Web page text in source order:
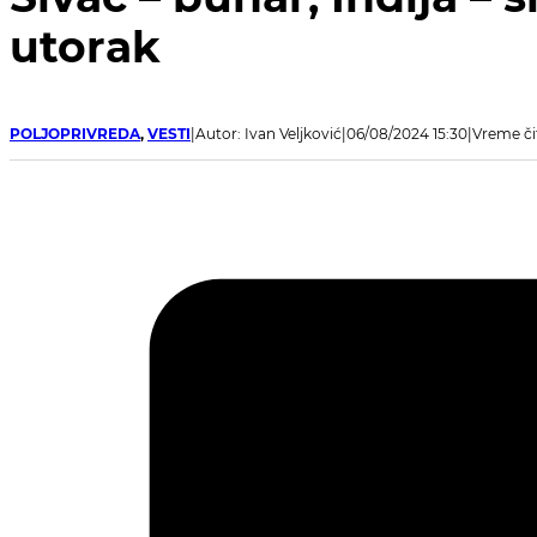
Sivac – bunar, Inđija –
utorak
POLJOPRIVREDA,VESTI Autor: Ivan Veljković 06/08/2024 15:30 Vreme